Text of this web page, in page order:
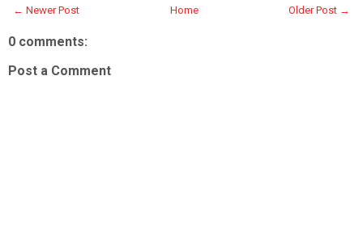
← Newer Post Older Post →
Home
0 comments:
Post a Comment